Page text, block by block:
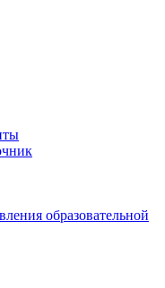
образовательной